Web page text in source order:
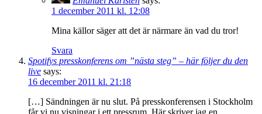
1 december 2011 kl. 12:08
Mina källor säger att det är närmare än vad du tror!
Svara
Spotifys presskonferens om ”nästa steg” – här följer du den
live says:
16 december 2011 kl. 21:18
[…] Sändningen är nu slut. På presskonferensen i Stockholm
får vi nu visningar i ett pressrum. Här skriver jag en